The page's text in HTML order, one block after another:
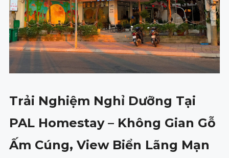
Trải Nghiệm Nghỉ Dưỡng Tại
PAL Homestay – Không Gian Gỗ
Ấm Cúng, View Biển Lãng Mạn